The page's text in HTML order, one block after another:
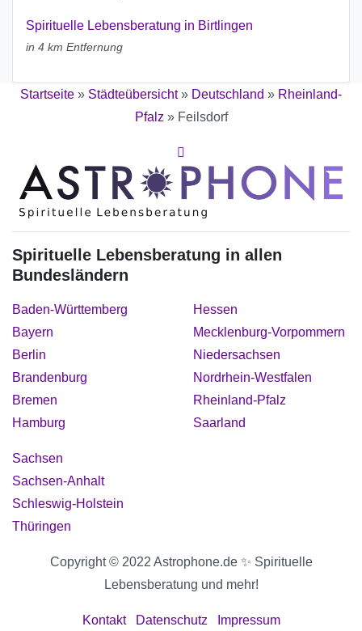
Spirituelle Lebensberatung in Birtlingen
in 4 km Entfernung
Startseite » Städteübersicht» Deutschland » Rheinland-
Pfalz» Feilsdorf
Spirituelle Lebensberatung in allen
Bundesländern
Baden-Württemberg
Bayern
Berlin
Brandenburg
Bremen
Hamburg
Hessen
Mecklenburg-Vorpommern
Niedersachsen
Nordrhein-Westfalen
Rheinland-Pfalz
Saarland
Sachsen
Sachsen-Anhalt
Schleswig-Holstein
Thüringen
Copyright © 2022 Astrophone.de ✨ Spirituelle
Lebensberatung und mehr!
Kontakt Datenschutz Impressum